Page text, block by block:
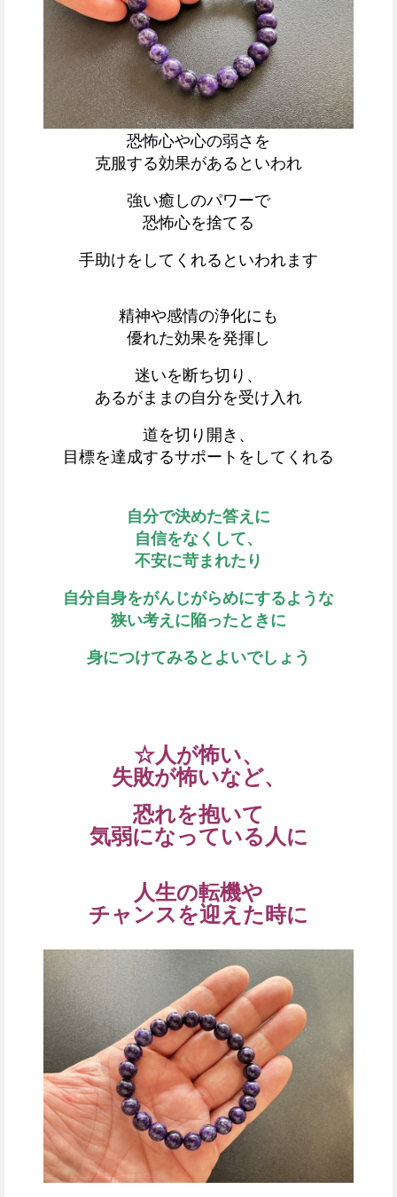
恐怖心や心の弱さを
克服する効果があるといわれ
強い癒しのパワーで
恐怖心を捨てる
手助けをしてくれるといわれます
精神や感情の浄化にも
優れた効果を発揮し
迷いを断ち切り、
あるがままの自分を受け入れ
道を切り開き、
目標を達成するサポートをしてくれる
自分で決めた答えに
自信をなくして、
不安に苛まれたり
自分自身をがんじがらめにするような
狭い考えに陥ったときに
身につけてみるとよいでしょう
☆人が怖い、
失敗が怖いなど、
恐れを抱いて
気弱になっている人に
人生の転機や
チャンスを迎えた時に